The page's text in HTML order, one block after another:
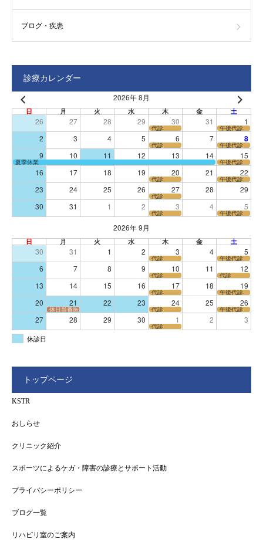
ブログ・疾患
診療カレンダー
2026年 8月
日 月 火 水 木 金 土
26 27 28 29 30 31 1
代診 午後代診
2 3 4 5 6 7 8
代診 午後代診
9 10 11 12 13 14 15
夏季休業 午後代診
16 17 18 19 20 21 22
代診 午後代診
23 24 25 26 27 28 29
代診
30 31 1 2 3 4 5
代診 午後代診
2026年 9月
日 月 火 水 木 金 土
30 31 1 2 3 4 5
代診 午後代診
6 7 8 9 10 11 12
代診 代診
13 14 15 16 17 18 19
代診 午後代診
20 21 22 23 24 25 26
休日当番医 代診 午後代診
27 28 29 30 1 2 3
代診
休診日
トップページ
KSTR
おしらせ
クリニック紹介
スポーツによるケガ・障害の診療とサポート活動
プライバシーポリシー
ブログ一覧
リハビリ室のご案内